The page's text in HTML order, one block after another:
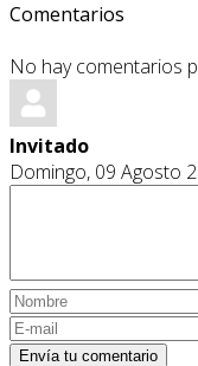
Comentarios
No hay comentarios
Invitado
Domingo, 09 Agosto
Envía tu comentario